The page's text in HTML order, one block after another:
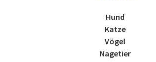
Hund
Katze
Vögel
Nagetier